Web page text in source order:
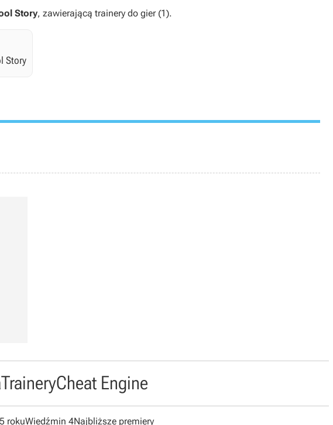
Story, zawierającą trainery do gier (1).
Story
TraineryCheat Engine
rokuWiedźmin 4Najbliższe premiery